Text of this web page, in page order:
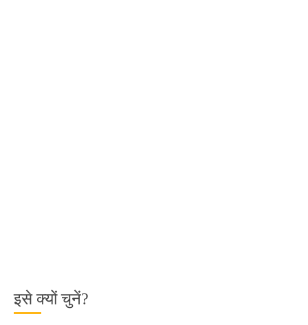
इसे क्यों चुनें?